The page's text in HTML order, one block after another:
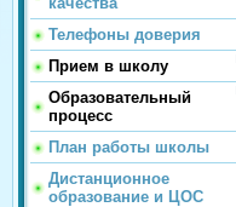
Телефоны доверия
Прием в школу
Образовательный
процесс
План работы школы
Дистанционное
образование и ЦОС